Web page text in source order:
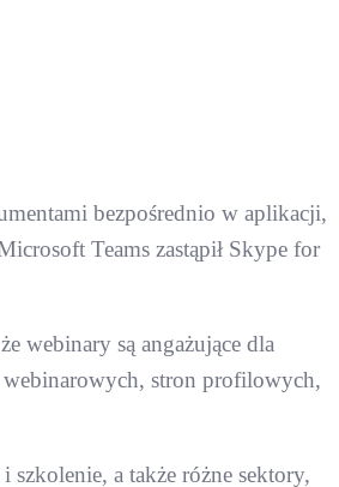
bezpośrednio w aplikacji,
Teams zastąpił Skype for
webinary są angażujące dla
stron profilowych,
a także różne sektory,